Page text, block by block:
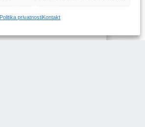
Politika privatnostiKontakt